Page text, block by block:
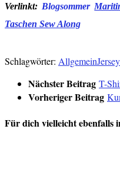
Verlinkt: Blogsommer
Taschen Sew Along
Schlagwörter: AllgemeinJersey
Nächster Beitrag T-
Vorheriger Beitrag
Für dich vielleicht ebenfalls